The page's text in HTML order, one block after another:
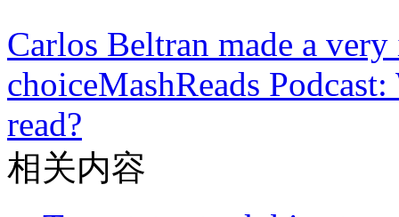
Carlos Beltran made a
choiceMashReads
read?
相关内容